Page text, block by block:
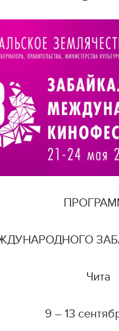
Чита
9 – 13